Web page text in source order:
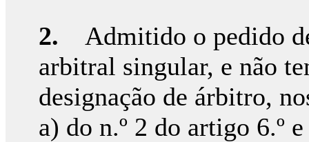
2. Admitido o pedido
arbitral singular, e não
designação de árbitro,
a) do n.º 2 do artigo 6.º